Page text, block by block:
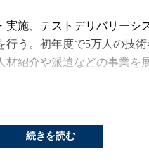
施、テストデリバリーシ
行う。初年度で5万人の技
紹介や派遣などの事業を
としている。
続きを読む